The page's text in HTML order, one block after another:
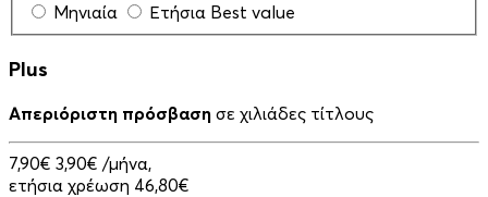
Μηνιαία Ετήσια Best value
Plus
Απεριόριστη πρόσβαση σε χιλιάδες τίτλους
7,90€ 3,90€ /μήνα,
ετήσια χρέωση 46,80€